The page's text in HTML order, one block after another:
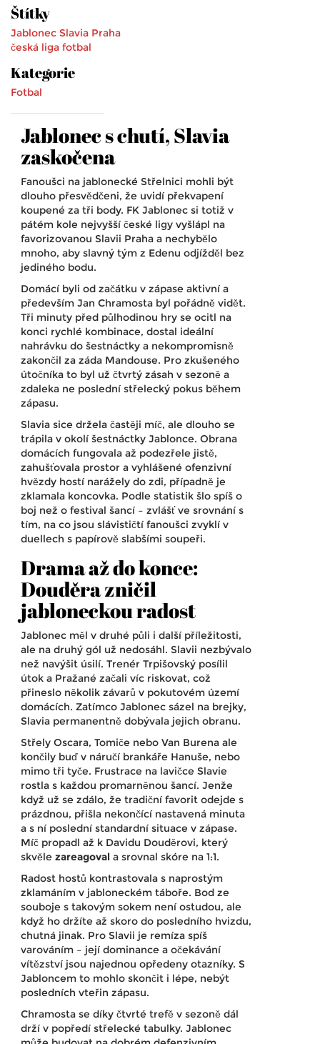
Štítky
Jablonec Slavia Praha
česká liga fotbal
Kategorie
Fotbal
Jablonec s chutí, Slavia
zaskočena
Fanoušci na jablonecké Střelnici mohli být
dlouho přesvědčeni, že uvidí překvapení
koupené za tři body. FK Jablonec si totiž v
pátém kole nejvyšší české ligy vyšlápl na
favorizovanou Slavii Praha a nechybělo
mnoho, aby slavný tým z Edenu odjížděl bez
jediného bodu.
Domácí byli od začátku v zápase aktivní a
především Jan Chramosta byl pořádně vidět.
Tři minuty před půlhodinou hry se ocitl na
konci rychlé kombinace, dostal ideální
nahrávku do šestnáctky a nekompromisně
zakončil za záda Mandouse. Pro zkušeného
útočníka to byl už čtvrtý zásah v sezoně a
zdaleka ne poslední střelecký pokus během
zápasu.
Slavia sice držela častěji míč, ale dlouho se
trápila v okolí šestnáctky Jablonce. Obrana
domácích fungovala až podezřele jistě,
zahušťovala prostor a vyhlášené ofenzivní
hvězdy hostí narážely do zdi, případně je
zklamala koncovka. Podle statistik šlo spíš o
boj než o festival šancí – zvlášť ve srovnání s
tím, na co jsou slávističtí fanoušci zvyklí v
duellech s papírově slabšími soupeři.
Drama až do konce:
Douděra zničil
jabloneckou radost
Jablonec měl v druhé půli i další příležitosti,
ale na druhý gól už nedosáhl. Slavii nezbývalo
než navýšit úsilí. Trenér Trpišovský posílil
útok a Pražané začali víc riskovat, což
přineslo několik závarů v pokutovém území
domácích. Zatímco Jablonec sázel na brejky,
Slavia permanentně dobývala jejich obranu.
Střely Oscara, Tomiče nebo Van Burena ale
končily buď v náručí brankáře Hanuše, nebo
mimo tři tyče. Frustrace na lavičce Slavie
rostla s každou promarněnou šancí. Jenže
když už se zdálo, že tradiční favorit odejde s
prázdnou, přišla nekončící nastavená minuta
a s ní poslední standardní situace v zápase.
Míč propadl až k Davidu Douděrovi, který
skvěle zareagoval a srovnal skóre na 1:1.
Radost hostů kontrastovala s naprostým
zklamáním v jabloneckém táboře. Bod ze
souboje s takovým sokem není ostudou, ale
když ho držíte až skoro do posledního hvizdu,
chutná jinak. Pro Slavii je remíza spíš
varováním – její dominance a očekávání
vítězství jsou najednou opředeny otazníky. S
Jabloncem to mohlo skončit i lépe, nebýt
posledních vteřin zápasu.
Chramosta se díky čtvrté trefě v sezoně dál
drží v popředí střelecké tabulky. Jablonec